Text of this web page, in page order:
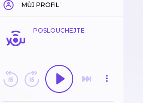
MŮJ PROFIL
POSLOUCHEJTE